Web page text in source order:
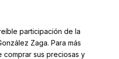
participación de la
Zaga. Para más
comprar sus preciosas y